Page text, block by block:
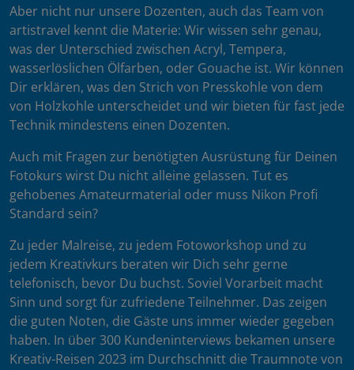
Aber nicht nur unsere Dozenten, auch das Team von
artistravel kennt die Materie: Wir wissen sehr genau,
was der Unterschied zwischen Acryl, Tempera,
wasserlöslichen Ölfarben, oder Gouache ist. Wir können
Dir erklären, was den Strich von Presskohle von dem
von Holzkohle unterscheidet und wir bieten für fast jede
Technik mindestens einen Dozenten.
Auch mit Fragen zur benötigten Ausrüstung für Deinen
Fotokurs wirst Du nicht alleine gelassen. Tut es
gehobenes Amateurmaterial oder muss Nikon Profi
Standard sein?
Zu jeder Malreise, zu jedem Fotoworkshop und zu
jedem Kreativkurs beraten wir Dich sehr gerne
telefonisch, bevor Du buchst. Soviel Vorarbeit macht
Sinn und sorgt für zufriedene Teilnehmer. Das zeigen
die guten Noten, die Gäste uns immer wieder gegeben
haben. In über 300 Kundeninterviews bekamen unsere
Kreativ-Reisen 2023 im Durchschnitt die Traumnote von